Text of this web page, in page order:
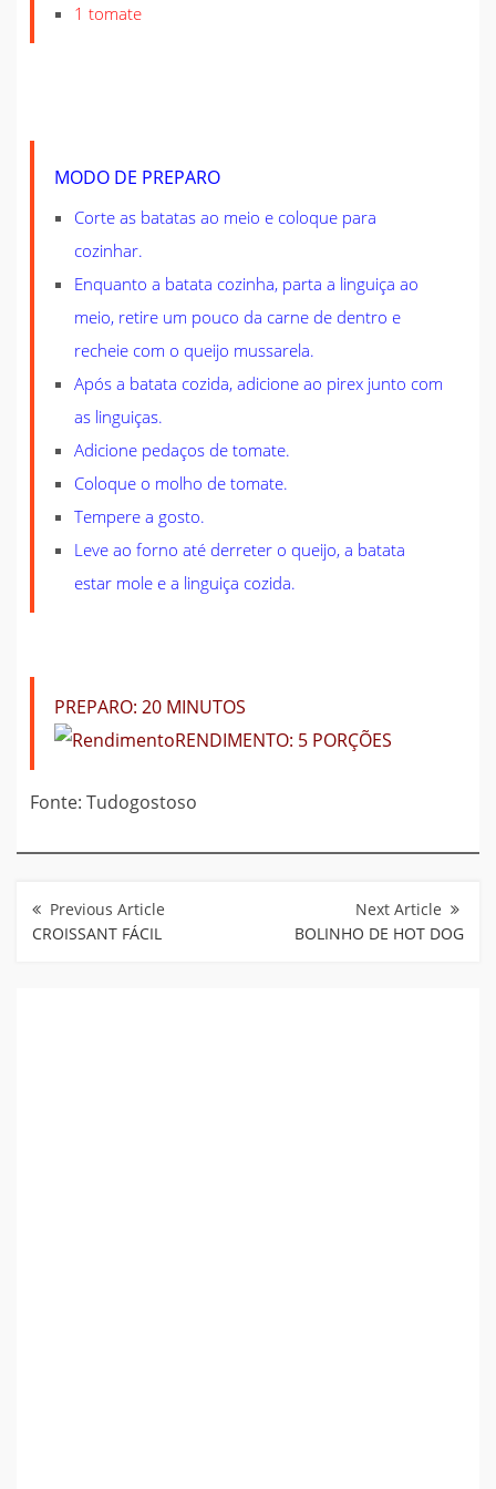
1 tomate
MODO DE PREPARO
Corte as batatas ao meio e coloque para
cozinhar.
Enquanto a batata cozinha, parta a linguiça ao
meio, retire um pouco da carne de dentro e
recheie com o queijo mussarela.
Após a batata cozida, adicione ao pirex junto com
as linguiças.
Adicione pedaços de tomate.
Coloque o molho de tomate.
Tempere a gosto.
Leve ao forno até derreter o queijo, a batata
estar mole e a linguiça cozida.
PREPARO: 20 MINUTOS
RENDIMENTO: 5 PORÇÕES
Fonte: Tudogostoso
de
Post
CROISSANT FÁCIL BOLINHO DE HOT DOG